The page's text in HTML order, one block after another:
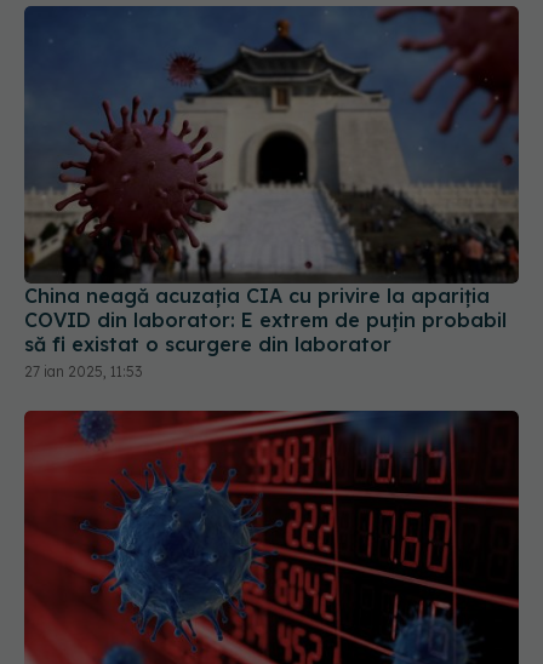
China neagă acuzația CIA cu privire la apariția
COVID din laborator: E extrem de puţin probabil
să fi existat o scurgere din laborator
27 ian 2025, 11:53